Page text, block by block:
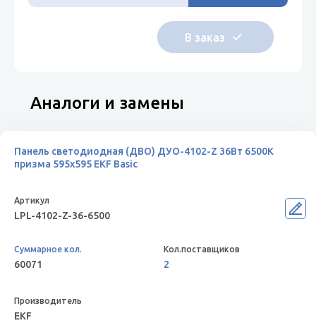
Аналоги и замены
Панель светодиодная (ДВО) ДУО-4102-Z 36Вт 6500К
призма 595х595 EKF Basic
LPL-4102-Z-36-6500
60071 2
EKF